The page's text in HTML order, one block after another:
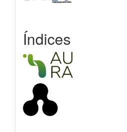
Índices